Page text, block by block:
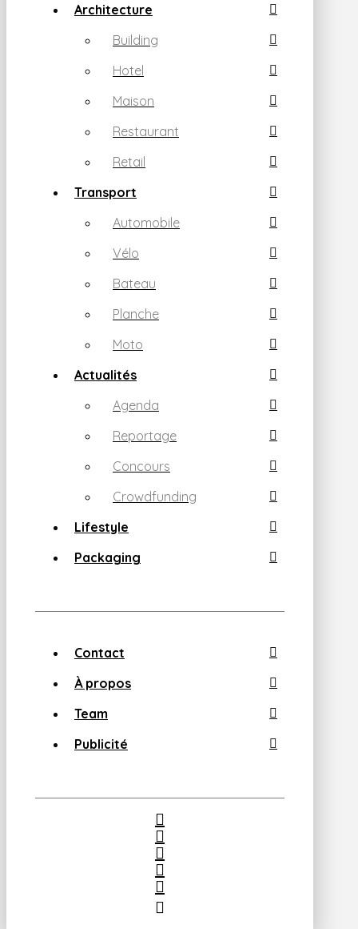
Architecture
Building
Hotel
Maison
Restaurant
Retail
Transport
Automobile
Vélo
Bateau
Planche
Moto
Actualités
Agenda
Reportage
Concours
Crowdfunding
Lifestyle
Packaging
Contact
À propos
Team
Publicité